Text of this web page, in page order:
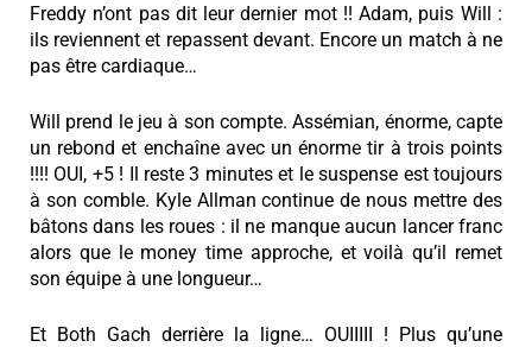
Freddy n’ont pas dit leur dernier mot !! Adam, puis Will :
ils reviennent et repassent devant. Encore un match à ne
pas être cardiaque…
Will prend le jeu à son compte. Assémian, énorme, capte
un rebond et enchaîne avec un énorme tir à trois points
!!!! OUI, +5 ! Il reste 3 minutes et le suspense est toujours
à son comble. Kyle Allman continue de nous mettre des
bâtons dans les roues : il ne manque aucun lancer franc
alors que le money time approche, et voilà qu’il remet
son équipe à une longueur…
Et Both Gach derrière la ligne… OUIIIII ! Plus qu’une